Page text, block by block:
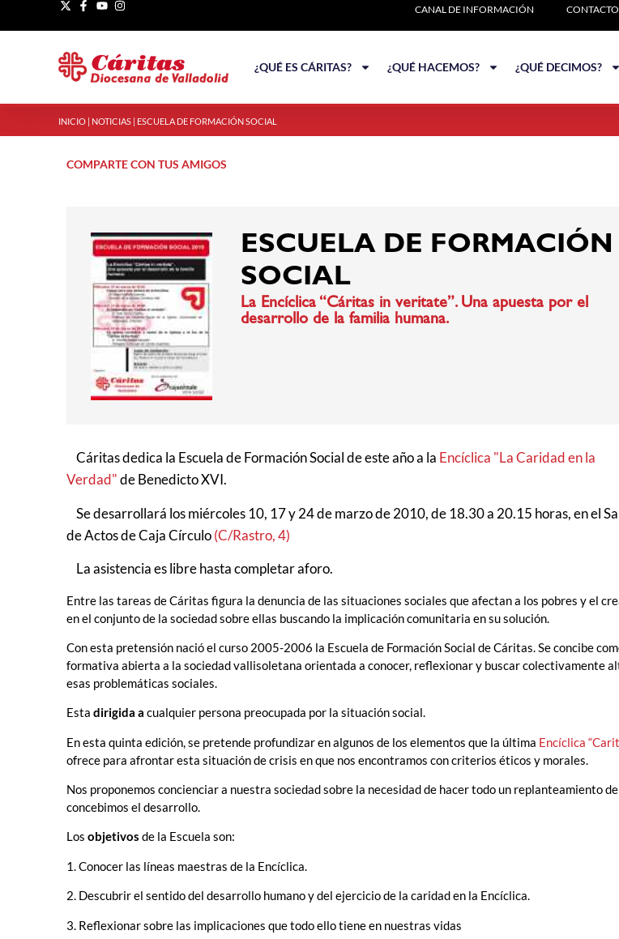
CANAL DE INFORMACIÓN CONTACTO
¿QUÉ ES CÁRITAS? ¿QUÉ HACEMOS? ¿QUÉ DECIMOS?
INICIO | NOTICIAS | ESCUELA DE FORMACIÓN SOCIAL
COMPARTE CON TUS AMIGOS
ESCUELA DE FORMACIÓN
SOCIAL
La Encíclica “Cáritas in veritate”. Una apuesta por el
desarrollo de la familia humana.
Cáritas dedica la Escuela de Formación Social de este año a la Encíclica "La Caridad en la
Verdad"de Benedicto XVI.
Se desarrollará los miércoles 10, 17 y 24 de marzo de 2010, de 18.30 a 20.15 horas, en el
de Actos de Caja Círculo(C/Rastro, 4)
La asistencia es libre hasta completar aforo.
Entre las tareas de Cáritas figura la denuncia de las situaciones sociales que afectan a los pobres y el
en el conjunto de la sociedad sobre ellas buscando la implicación comunitaria en su solución.
Con esta pretensión nació el curso 2005-2006 la Escuela de Formación Social de Cáritas. Se concibe
formativa abierta a la sociedad vallisoletana orientada a conocer, reflexionar y buscar colectivamente
esas problemáticas sociales.
Esta dirigida a cualquier persona preocupada por la situación social.
En esta quinta edición, se pretende profundizar en algunos de los elementos que la última Encíclica
ofrece para afrontar esta situación de crisis en que nos encontramos con criterios éticos y morales.
Nos proponemos concienciar a nuestra sociedad sobre la necesidad de hacer todo un replanteamiento
concebimos el desarrollo.
Los objetivos de la Escuela son:
1. Conocer las líneas maestras de la Encíclica.
2. Descubrir el sentido del desarrollo humano y del ejercicio de la caridad en la Encíclica.
3. Reflexionar sobre las implicaciones que todo ello tiene en nuestras vidas